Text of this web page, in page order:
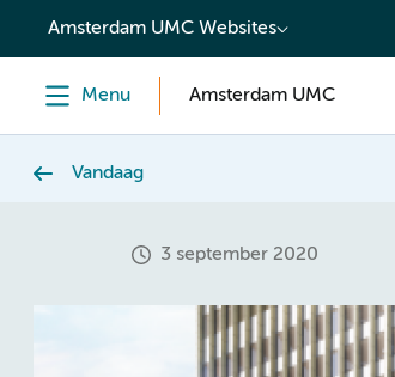
content
Amsterdam UMC Websites
Menu Amsterdam UMC
Vandaag
3 september 2020